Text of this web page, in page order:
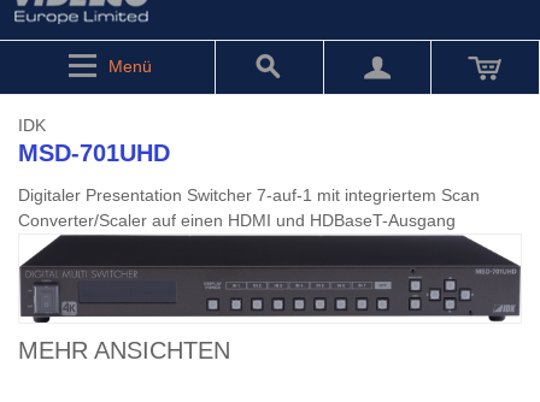
Menü
IDK
MSD-701UHD
Digitaler Presentation Switcher 7-auf-1 mit integriertem Scan
Converter/Scaler auf einen HDMI und HDBaseT-Ausgang
MEHR ANSICHTEN